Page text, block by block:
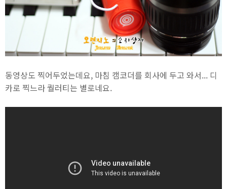
동영상도 찍어두었는데요, 마침 캠코더를 회사에 두고 와서... 디
카로 찍느라 퀄러티는 별로네요.